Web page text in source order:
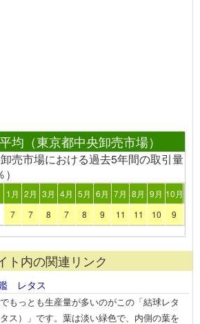
均（東京都中央卸売市場）
売市場における過去5年間の取引量
1月 2月 3月 4月 5月 6月 7月 8月 9月 10月
7 7 8 7 8 9 11 11 10 9
ト内の関連リンク
レタス
もっとも生産量が多いのがこの「結球レタ
ス）」です。葉は淡い緑色で、内側の葉を